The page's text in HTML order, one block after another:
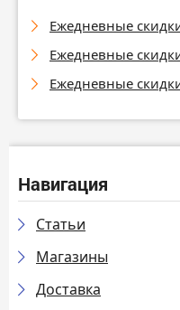
Ежедневные
Ежедневные
Ежедневные
Навигация
Статьи
Магазины
Доставка